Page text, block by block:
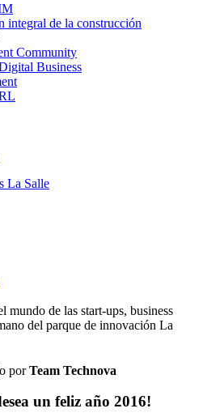
integral de la construcción
Community
Business
La Salle
mundo de las start-ups, business
del parque de innovación La
porTeam Technova
un feliz año 2016!